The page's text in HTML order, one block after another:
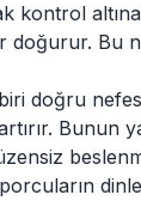
kontrol
doğurur. Bu
doğru
Bunun